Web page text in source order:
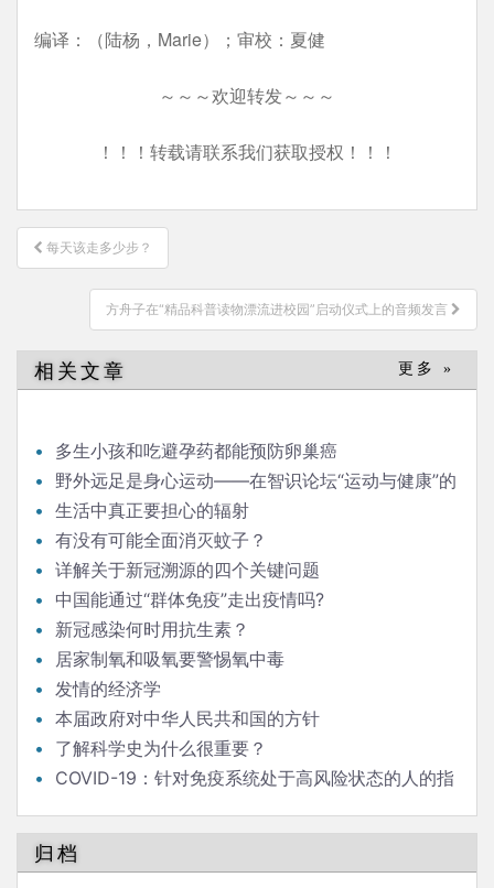
编译：（陆杨，Marie）；审校：夏健
～～～欢迎转发～～～
！！！转载请联系我们获取授权！！！
文
章
每天该走多少步？
方舟子在“精品科普读物漂流进校园”启动仪式上的音频发言
相关文章 更多 »
多生小孩和吃避孕药都能预防卵巢癌
野外远足是身心运动——在智识论坛“运动与健康”的
发言生活中真正要担心的辐射
有没有可能全面消灭蚊子？
详解关于新冠溯源的四个关键问题
中国能通过“群体免疫”走出疫情吗?
新冠感染何时用抗生素？
居家制氧和吸氧要警惕氧中毒
发情的经济学
本届政府对中华人民共和国的方针
了解科学史为什么很重要？
COVID-19：针对免疫系统处于高风险状态的人的指
归档